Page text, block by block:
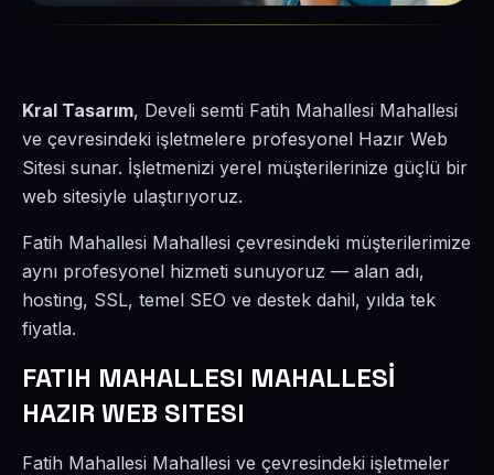
Kral Tasarım, Develi semti Fatih Mahallesi Mahallesi
ve çevresindeki işletmelere profesyonel Hazır Web
Sitesi sunar. İşletmenizi yerel müşterilerinize güçlü bir
web sitesiyle ulaştırıyoruz.
Fatih Mahallesi Mahallesi çevresindeki müşterilerimize
aynı profesyonel hizmeti sunuyoruz — alan adı,
hosting, SSL, temel SEO ve destek dahil, yılda tek
fiyatla.
FATIH MAHALLESI MAHALLESİ
HAZIR WEB SITESI
Fatih Mahallesi Mahallesi ve çevresindeki işletmeler